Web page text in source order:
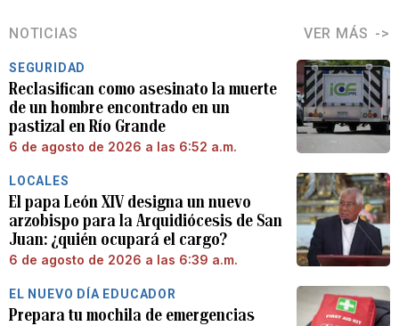
NOTICIAS VER MÁS
SEGURIDAD
Reclasifican como asesinato la muerte
de un hombre encontrado en un
pastizal en Río Grande
6 de agosto de 2026 a las 6:52 a.m.
LOCALES
El papa León XIV designa un nuevo
arzobispo para la Arquidiócesis de San
Juan: ¿quién ocupará el cargo?
6 de agosto de 2026 a las 6:39 a.m.
EL NUEVO DÍA EDUCADOR
Prepara tu mochila de emergencias